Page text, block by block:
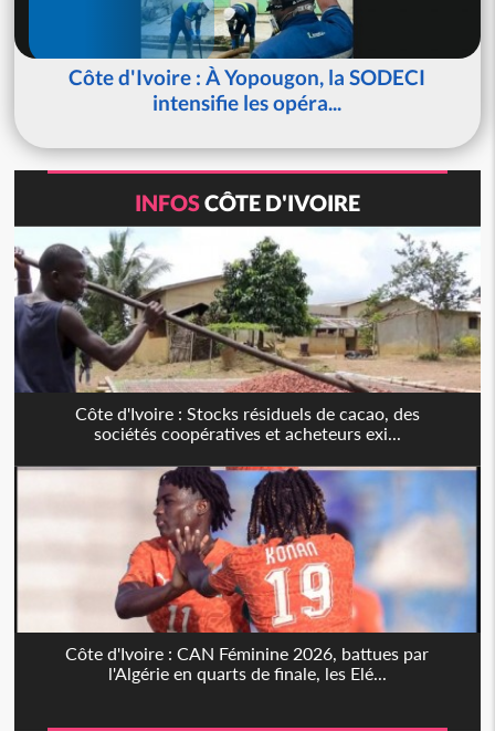
Côte d'Ivoire : À Yopougon, la SODECI
intensifie les opéra...
INFOSCÔTE D'IVOIRE
Côte d'Ivoire : Stocks résiduels de cacao, des
sociétés coopératives et acheteurs exi...
Côte d'Ivoire : CAN Féminine 2026, battues par
l'Algérie en quarts de finale, les Elé...